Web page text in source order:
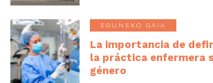
EGUNEKO GAIA
La importancia de
la práctica enfermera
género